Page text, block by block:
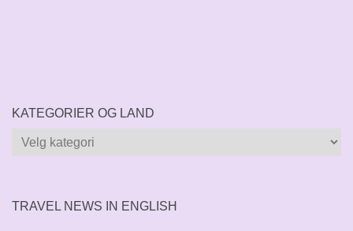
KATEGORIER OG LAND
Kategorier
TRAVEL NEWS IN ENGLISH